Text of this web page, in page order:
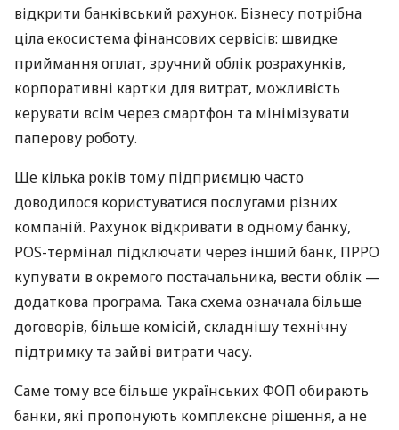
відкрити банківський рахунок. Бізнесу потрібна
ціла екосистема фінансових сервісів: швидке
приймання оплат, зручний облік розрахунків,
корпоративні картки для витрат, можливість
керувати всім через смартфон та мінімізувати
паперову роботу.
Ще кілька років тому підприємцю часто
доводилося користуватися послугами різних
компаній. Рахунок відкривати в одному банку,
POS-термінал підключати через інший банк, ПРРО
купувати в окремого постачальника, вести облік —
додаткова програма. Така схема означала більше
договорів, більше комісій, складнішу технічну
підтримку та зайві витрати часу.
Саме тому все більше українських ФОП обирають
банки, які пропонують комплексне рішення, а не